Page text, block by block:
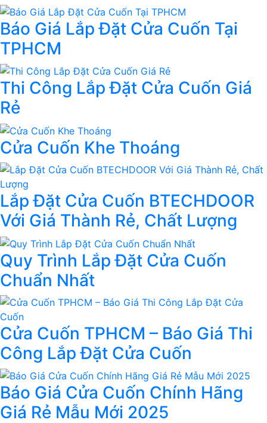
Báo Giá Lắp Đặt Cửa Cuốn Tại
TPHCM
Thi Công Lắp Đặt Cửa Cuốn Giá
Rẻ
Cửa Cuốn Khe Thoáng
Lắp Đặt Cửa Cuốn BTECHDOOR
Với Giá Thành Rẻ, Chất Lượng
Quy Trình Lắp Đặt Cửa Cuốn
Chuẩn Nhất
Cửa Cuốn TPHCM – Báo Giá Thi
Công Lắp Đặt Cửa Cuốn
Báo Giá Cửa Cuốn Chính Hãng
Giá Rẻ Mẫu Mới 2025